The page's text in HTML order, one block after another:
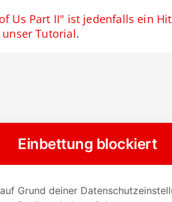
Us Part II" ist jedenfalls ein Hit
Tutorial.